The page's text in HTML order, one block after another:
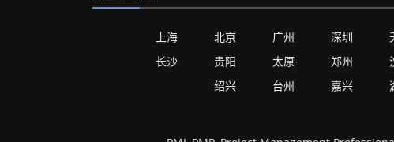
上海 北京 广州 深圳
长沙
贵阳 太原 郑州
绍兴
台州 嘉兴